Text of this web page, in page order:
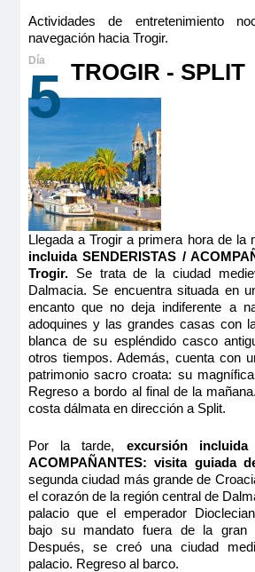
Actividades de entretenimiento
navegación hacia Trogir.
5 TROGIR - SPLIT
Llegada a Trogir a primera hora de la
incluida SENDERISTAS /
Trogir.Se trata de la ciudad
Dalmacia. Se encuentra situada en
encanto que no deja indiferente a
adoquines y las grandes casas con
blanca de su espléndido casco
otros tiempos. Además, cuenta con
patrimonio sacro croata: su
Regreso a bordo al final de la
costa dálmata en dirección a Split.
Por la tarde, excursión incluida
ACOMPAÑANTES: visita guiada
segunda ciudad más grande de
el corazón de la región central de
palacio que el emperador
bajo su mandato fuera de la gran
Después, se creó una ciudad
palacio. Regreso al barco.